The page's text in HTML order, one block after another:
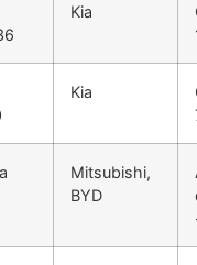
Kia
Kia
Mitsubishi,
BYD